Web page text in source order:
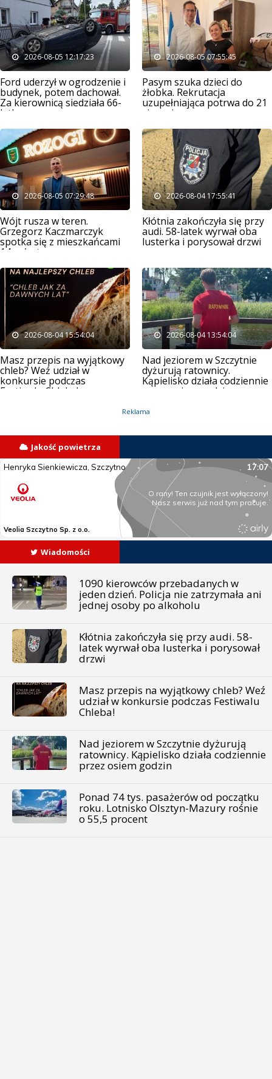
2026-08-05 12:17:23
Ford uderzył w ogrodzenie i
budynek, potem dachował.
Za kierownicą siedziała 66-
latka
2026-08-05 07:55:45
Pasym szuka dzieci do
żłobka. Rekrutacja
uzupełniająca potrwa do 21
sierpnia
2026-08-05 07:29:48
Wójt rusza w teren.
Grzegorz Kaczmarczyk
spotka się z mieszkańcami
14 sołectw
2026-08-04 17:55:41
Kłótnia zakończyła się przy
audi. 58-latek wyrwał oba
lusterka i porysował drzwi
2026-08-04 15:54:04
Masz przepis na wyjątkowy
chleb? Weź udział w
konkursie podczas
Festiwalu Chleba!
2026-08-04 13:54:04
Nad jeziorem w Szczytnie
dyżurują ratownicy.
Kąpielisko działa codziennie
przez osiem godzin
Reklama
Jakość powietrza
Wiadomości
1090 kierowców przebadanych w
jeden dzień. Policja nie zatrzymała ani
jednej osoby po alkoholu
Kłótnia zakończyła się przy audi. 58-
latek wyrwał oba lusterka i porysował
drzwi
Masz przepis na wyjątkowy chleb? Weź
udział w konkursie podczas Festiwalu
Chleba!
Nad jeziorem w Szczytnie dyżurują
ratownicy. Kąpielisko działa codziennie
przez osiem godzin
Ponad 74 tys. pasażerów od początku
roku. Lotnisko Olsztyn-Mazury rośnie
o 55,5 procent